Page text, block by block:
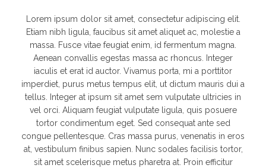
Lorem ipsum dolor sit amet, consectetur adipiscing elit.
Etiam nibh ligula, faucibus sit amet aliquet ac, molestie a
massa. Fusce vitae feugiat enim, id fermentum magna.
Aenean convallis egestas massa ac rhoncus. Integer
iaculis et erat id auctor. Vivamus porta, mi a porttitor
imperdiet, purus metus tempus elit, ut dictum mauris dui a
tellus. Integer at ipsum sit amet sem vulputate ultricies in
vel orci. Aliquam feugiat vulputate ligula, quis posuere
tortor condimentum eget. Sed consequat ante sed
congue pellentesque. Cras massa purus, venenatis in eros
at, vestibulum finibus sapien. Nunc sodales facilisis tortor,
sit amet scelerisque metus pharetra at. Proin efficitur